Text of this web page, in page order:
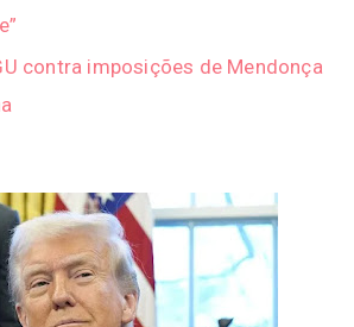
contra imposições de Mendonça